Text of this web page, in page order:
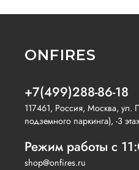
ONFIRES
+7(499)288-86-18
117461, Россия, Москва, ул.
подземного паркинга), -3
Режим работы с
shop@onfires.ru